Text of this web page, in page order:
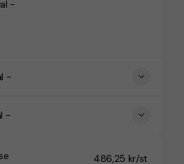
-
-
-
486,25 kr/st